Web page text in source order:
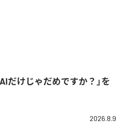
だけじゃだめですか？」を
2026.8.9